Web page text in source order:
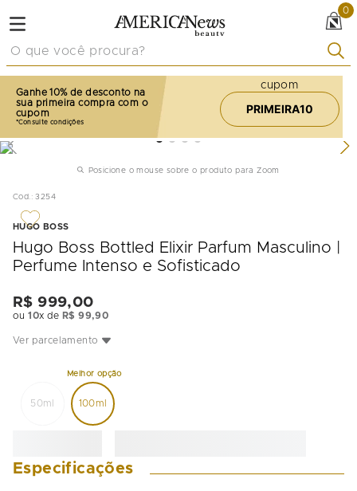
0
Ganhe 10% de desconto na
sua primeira compra com o
cupom
cupom
PRIMEIRA10
Posicione o mouse sobre o produto para Zoom
Cod. :3254
HUGO BOSS
Hugo Boss Bottled Elixir Parfum Masculino |
Perfume Intenso e Sofisticado
R$ 999,00
ou10x de R$ 99,90
Ver parcelamento
50ml 100ml
Especificações